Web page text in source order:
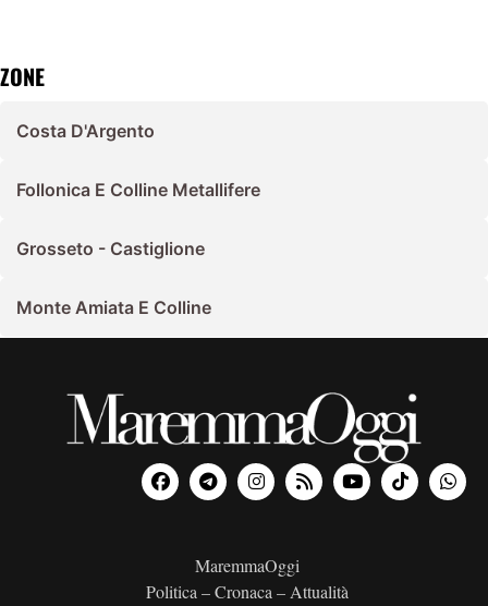
ZONE
Costa D'Argento
Follonica E Colline Metallifere
Grosseto - Castiglione
Monte Amiata E Colline
MaremmaOggi
Politica – Cronaca – Attualità